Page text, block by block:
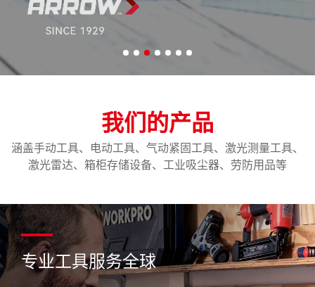
我们的产品
涵盖手动工具、电动工具、气动紧固工具、激光测量工具、
激光雷达、箱柜存储设备、工业吸尘器、劳防用品等
专业工具服务全球